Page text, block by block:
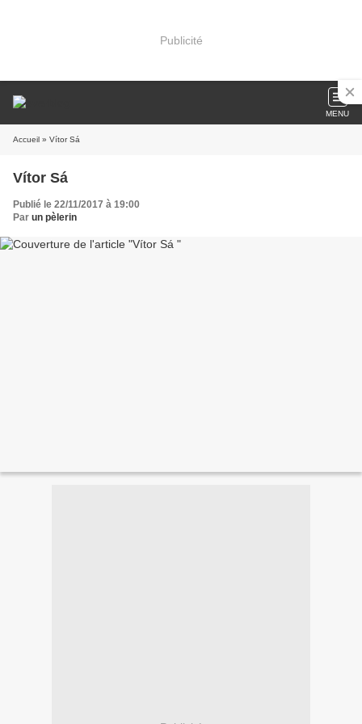
Publicité
MENU
Accueil » Vítor Sá
Vítor Sá
Publié le 22/11/2017 à 19:00
Par un pèlerin